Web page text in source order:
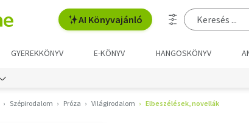
AI Könyvajánló
GYEREKKÖNYV E-KÖNYV HANGOSKÖNYV
Szépirodalom Próza Világirodalom Elbeszélések, novellák